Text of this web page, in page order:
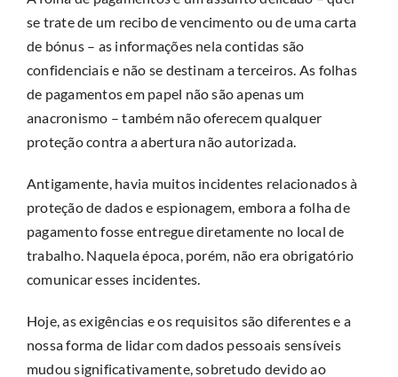
se trate de um recibo de vencimento ou de uma carta
de bónus – as informações nela contidas são
confidenciais e não se destinam a terceiros. As folhas
de pagamentos em papel não são apenas um
anacronismo – também não oferecem qualquer
proteção contra a abertura não autorizada.
Antigamente, havia muitos incidentes relacionados à
proteção de dados e espionagem, embora a folha de
pagamento fosse entregue diretamente no local de
trabalho. Naquela época, porém, não era obrigatório
comunicar esses incidentes.
Hoje, as exigências e os requisitos são diferentes e a
nossa forma de lidar com dados pessoais sensíveis
mudou significativamente, sobretudo devido ao